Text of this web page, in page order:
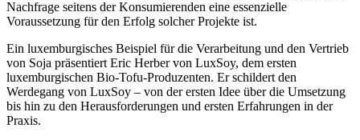
Nachfrage seitens der Konsumierenden eine essenzielle
Voraussetzung für den Erfolg solcher Projekte ist.
Ein luxemburgisches Beispiel für die Verarbeitung und den Vertrieb
von Soja präsentiert Eric Herber von LuxSoy, dem ersten
luxemburgischen Bio-Tofu-Produzenten. Er schildert den
Werdegang von LuxSoy – von der ersten Idee über die Umsetzung
bis hin zu den Herausforderungen und ersten Erfahrungen in der
Praxis.